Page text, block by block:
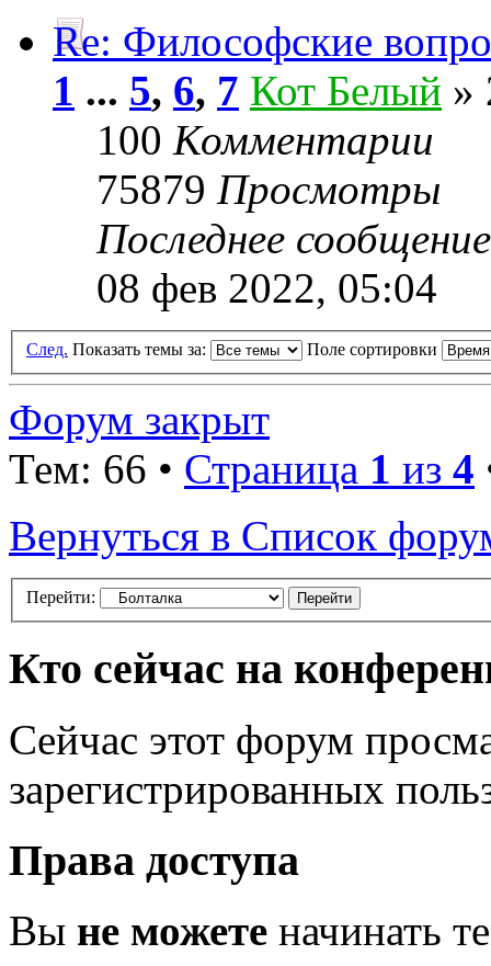
Re: Философские
1 ... 5, 6, 7 Кот Белый »
100 Комментарии
75879 Просмотры
Последнее
08 фев 2022, 05:04
След. Показать темы за: Поле сортировки
Форум закрыт
Тем: 66 • Страница 1 из 4
Вернуться в Список
Перейти:
Кто сейчас на
Сейчас этот форум
зарегистрированных
Права доступа
Вы не можете начинать